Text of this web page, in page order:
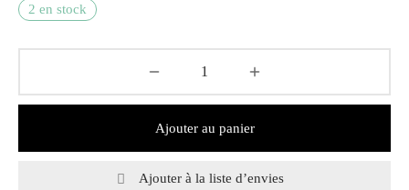
2 en stock
Ajouter au panier
Ajouter à la liste d’envies